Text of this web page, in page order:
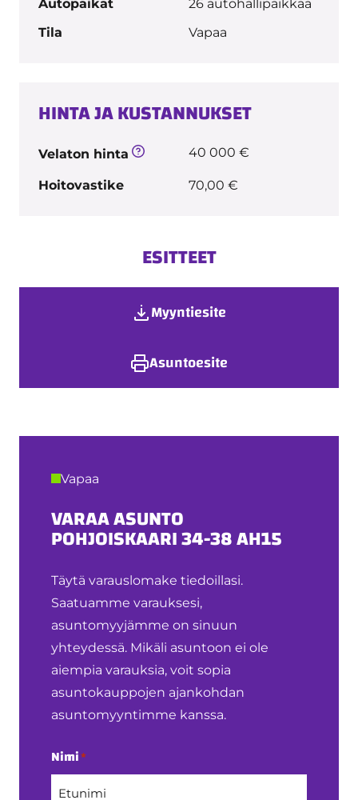
Autopaikat
26 autohallipaikkaa
Tila
Vapaa
HINTA JA KUSTANNUKSET
Velaton hinta 40 000 €
Hoitovastike 70,00 €
ESITTEET
Myyntiesite
Asuntoesite
Vapaa
VARAA ASUNTO
POHJOISKAARI 34-38 AH15
Täytä varauslomake tiedoillasi.
Saatuamme varauksesi,
asuntomyyjämme on sinuun
yhteydessä. Mikäli asuntoon ei ole
aiempia varauksia, voit sopia
asuntokauppojen ajankohdan
asuntomyyntimme kanssa.
Nimi*